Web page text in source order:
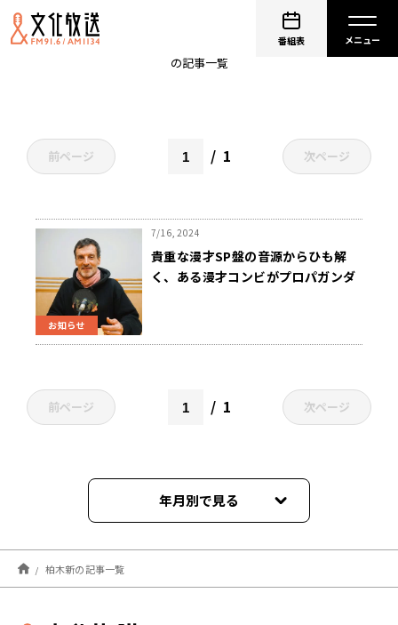
番組表
の記事一覧
前ページ 1 次ページ
お知らせ
7/16, 2024
貴重な漫才SP盤の音源からひも解
く、ある漫才コンビがプロパガンダ
前ページ 1 次ページ
年月別で見る
2024年07月
柏木新の記事一覧